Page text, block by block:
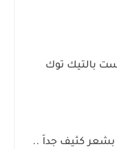
بالتيك توك
بشعر كثيف جداً ..